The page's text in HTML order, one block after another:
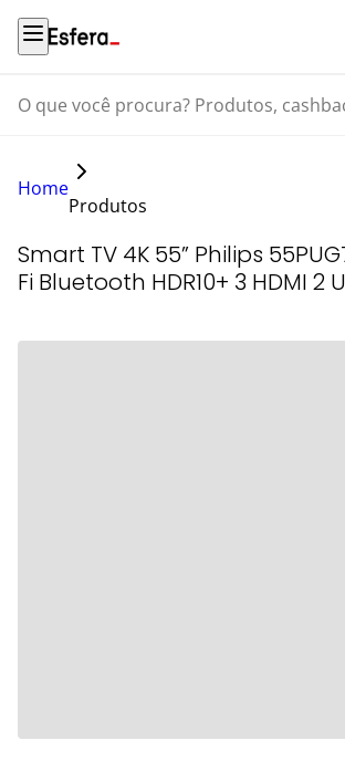
O que você procura? Produtos, cashback,
Home
Produtos
Smart TV 4K 55” Philips
Fi Bluetooth HDR10+ 3 HDMI 2